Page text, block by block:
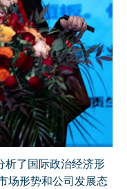
了国际政治经济形
场形势和公司发展态